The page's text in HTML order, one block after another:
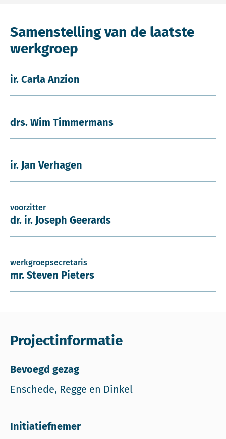
Samenstelling van de laatste
werkgroep
ir. Carla Anzion
drs. Wim Timmermans
ir. Jan Verhagen
voorzitter
dr. ir. Joseph Geerards
werkgroepsecretaris
mr. Steven Pieters
Projectinformatie
Bevoegd gezag
Enschede, Regge en Dinkel
Initiatiefnemer